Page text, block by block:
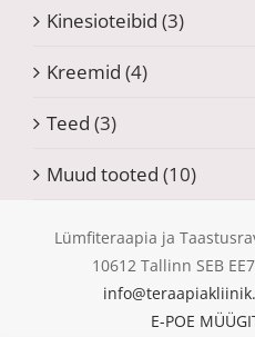
Kinesioteibid (3)
Kreemid (4)
Teed (3)
Muud tooted (10)
Lümfiteraapia ja
10612 Tallinn SEB
E-POE